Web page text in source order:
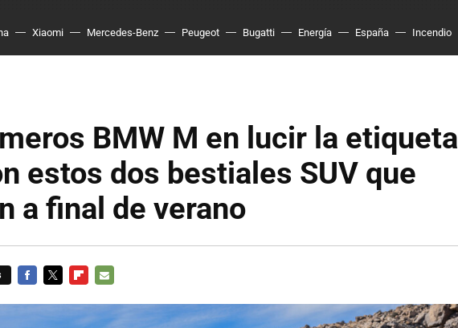
Xiaomi Mercedes-Benz Peugeot Bugatti Energía España Incendio
BMW M en lucir la etiqueta
estos dos bestiales SUV que
a final de verano